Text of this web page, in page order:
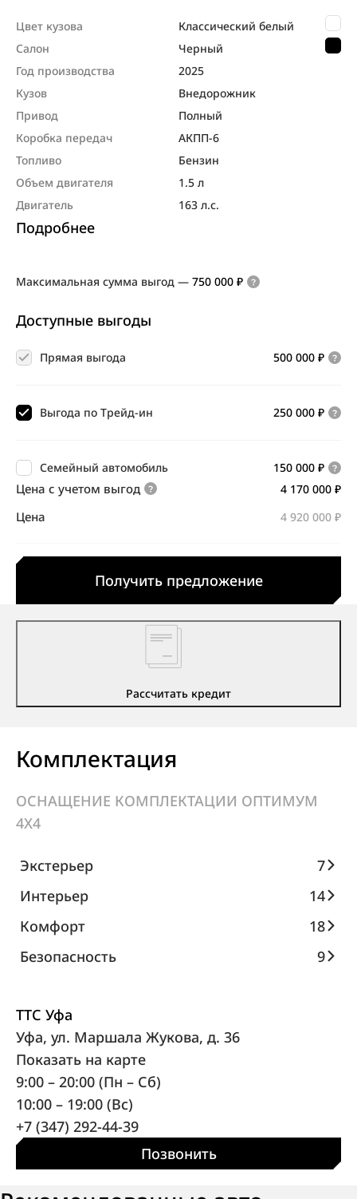
Цвет кузова
Классический белый
Салон
Черный
Год производства
2025
Кузов
Внедорож­ник
Привод
Полный
Коробка передач
АКПП-6
Топливо
Бензин
Объем двигателя
1.5 л
Двигатель
163 л.с.
Подробнее
Максимальная сумма выгод — 750 000 ₽
Доступные выгоды
500 000 ₽
Прямая выгода
250 000 ₽
Выгода по Трейд-ин
150 000 ₽
Семейный автомобиль
Цена с учетом выгод 4 170 000 ₽
Цена 4 920 000 ₽
Получить предложение
Рассчитать кредит
Комплектация
ОСНАЩЕНИЕ КОМПЛЕКТАЦИИ ОПТИМУМ
4X4
Экстерьер
7
Интерьер
14
Комфорт
18
Безопасность
9
ТТС Уфа
Уфа, ул. Маршала Жукова, д. 36
Показать на карте
9:00 – 20:00 (Пн – Сб)
10:00 – 19:00 (Вс)
+7 (347) 292-44-39
Позвонить